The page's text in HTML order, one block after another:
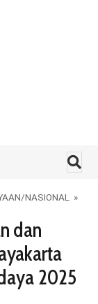
/NASIONAL »
dan
2025